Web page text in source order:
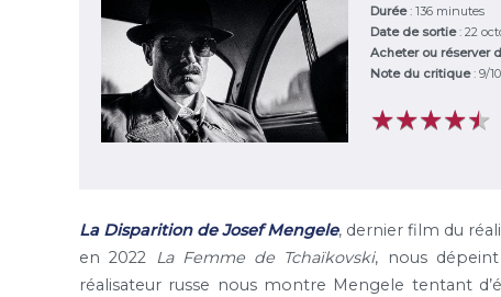
Durée: 136 minutes
Date de sortie: 22
Acheter ou réserver
Note du critique: 9/10
★★★★★
★★★★★
La Disparition de Josef Mengele, dernier film du
en 2022 La Femme de Tchaïkovski, nous
réalisateur russe nous montre Mengele tentant